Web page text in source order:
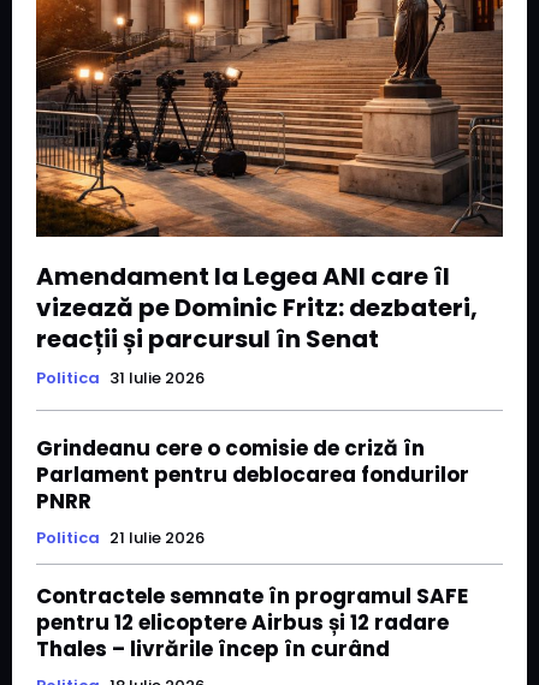
Amendament la Legea ANI care îl
vizează pe Dominic Fritz: dezbateri,
reacții și parcursul în Senat
Politica 31 Iulie 2026
Grindeanu cere o comisie de criză în
Parlament pentru deblocarea fondurilor
PNRR
Politica 21 Iulie 2026
Contractele semnate în programul SAFE
pentru 12 elicoptere Airbus și 12 radare
Thales – livrările încep în curând